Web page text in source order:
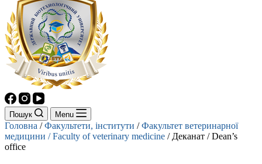
Пошук Menu
Головна /Факультети, інститути /Факультет ветеринарної
медицини / Faculty of veterinary medicine / Деканат / Dean’s
office